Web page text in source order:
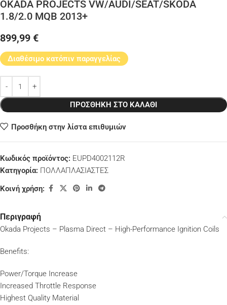
OKADA PROJECTS VW/AUDI/SEAT/SKODA
1.8/2.0 MQB 2013+
899,99 €
Διαθέσιμο κατόπιν παραγγελίας
ΠΡΟΣΘΉΚΗ ΣΤΟ ΚΑΛΆΘΙ
Προσθήκη στην λίστα επιθυμιών
Κωδικός προϊόντος: EUPD4002112R
Κατηγορία: ΠΟΛΛΑΠΛΑΣΙΑΣΤΕΣ
Κοινή χρήση:
Περιγραφή
Okada Projects – Plasma Direct – High-Performance Ignition Coils
Benefits:
Power/Torque Increase
Increased Throttle Response
Highest Quality Material